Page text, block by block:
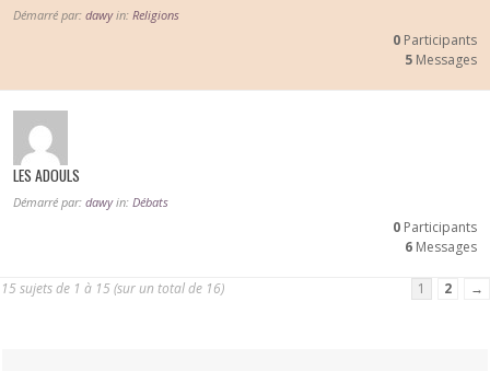
Démarré par: dawy in: Religions
0 Participants
5 Messages
LES ADOULS
Démarré par: dawy in: Débats
0 Participants
6 Messages
15 sujets de 1 à 15 (sur un total de 16) 1 2 →